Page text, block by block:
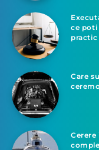
ce poti
practic
Care
Cerere